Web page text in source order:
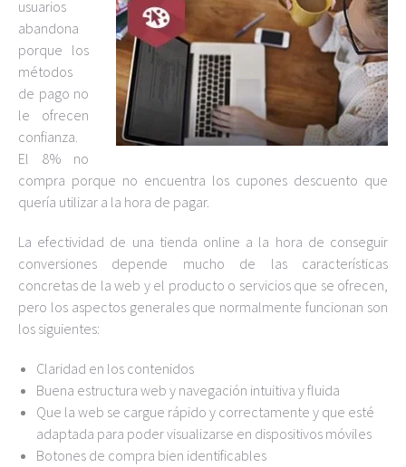
usuarios
abandona
porque los
métodos
de pago no
le ofrecen
confianza.
El 8% no
compra porque no encuentra los cupones descuento que
quería utilizar a la hora de pagar.
La efectividad de una tienda online a la hora de conseguir
conversiones depende mucho de las características
concretas de la web y el producto o servicios que se ofrecen,
pero los aspectos generales que normalmente funcionan son
los siguientes:
Claridad en los contenidos
Buena estructura web y navegación intuitiva y fluida
Que la web se cargue rápido y correctamente y que esté
adaptada para poder visualizarse en dispositivos móviles
Botones de compra bien identificables